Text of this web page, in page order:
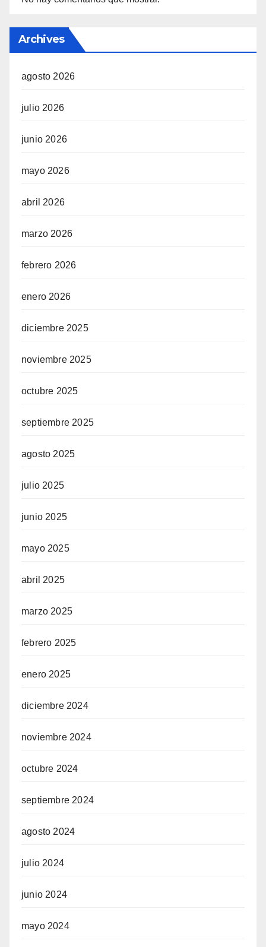
Archives
agosto 2026
julio 2026
junio 2026
mayo 2026
abril 2026
marzo 2026
febrero 2026
enero 2026
diciembre 2025
noviembre 2025
octubre 2025
septiembre 2025
agosto 2025
julio 2025
junio 2025
mayo 2025
abril 2025
marzo 2025
febrero 2025
enero 2025
diciembre 2024
noviembre 2024
octubre 2024
septiembre 2024
agosto 2024
julio 2024
junio 2024
mayo 2024